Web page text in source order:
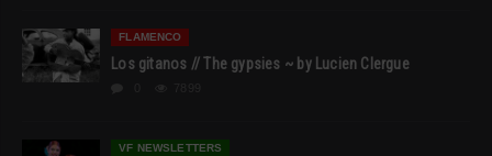
FLAMENCO
Los gitanos // The gypsies ~ by Lucien Clergue
VF NEWSLETTERS